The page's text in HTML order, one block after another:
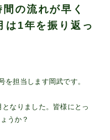
の流れが早く
は1年を振り返っ
担当します岡武です。
なりました。皆様にとっ
うか？